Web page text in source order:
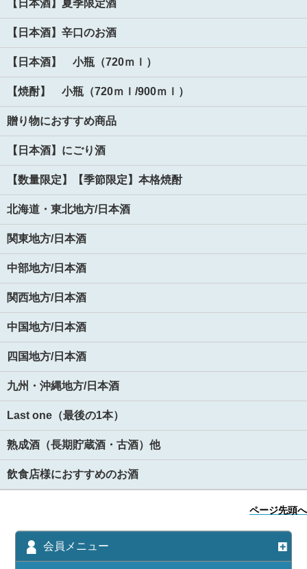
【日本酒】夏季限定酒
【日本酒】辛口のお酒
【日本酒】 小瓶（720ｍｌ）
【焼酎】 小瓶（720ｍｌ/900ｍｌ）
贈り物におすすめ商品
【日本酒】にごり酒
【数量限定】【季節限定】本格焼酎
北海道・東北地方/日本酒
関東地方/日本酒
中部地方/日本酒
関西地方/日本酒
中国地方/日本酒
四国地方/日本酒
九州・沖縄地方/日本酒
Last one（最後の1本）
熟成酒（長期貯蔵酒・古酒）他
飲食店様におすすめのお酒
ページ先頭へ
会員メニュー